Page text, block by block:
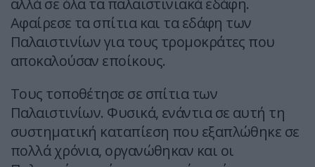
αλλά σε όλα τα παλαιστινιακά εδάφη.
Αφαίρεσε τα σπίτια και τα εδάφη των
Παλαιστινίων για τους τρομοκράτες που
αποκαλούσαν εποίκους.
Τους τοποθέτησε σε σπίτια των
Παλαιστινίων. Φυσικά, ενάντια σε αυτή τη
συστηματική καταπίεση που εξαπλώθηκε σε
πολλά χρόνια, οργανώθηκαν και οι